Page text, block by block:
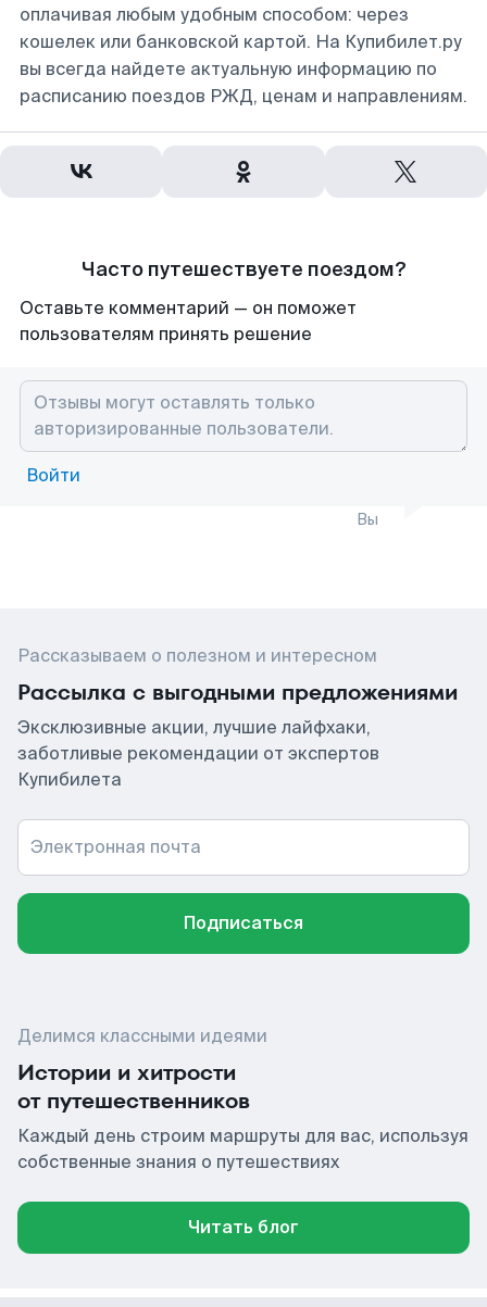
оплачивая любым удобным способом: через
кошелек или банковской картой. На Купибилет.ру
вы всегда найдете актуальную информацию по
расписанию поездов РЖД, ценам и направлениям.
Часто путешествуете поездом?
Оставьте комментарий — он поможет
пользователям принять решение
Войти
Вы
Рассказываем о полезном и интересном
Рассылка с выгодными предложениями
Эксклюзивные акции, лучшие лайфхаки,
заботливые рекомендации от экспертов
Купибилета
Электронная почта
Подписаться
Делимся классными идеями
Истории и хитрости
от путешественников
Каждый день строим маршруты для вас, используя
собственные знания о путешествиях
Читать блог